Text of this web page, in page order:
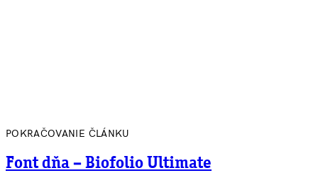
POKRAČOVANIE ČLÁNKU
Font dňa – Biofolio Ultimate